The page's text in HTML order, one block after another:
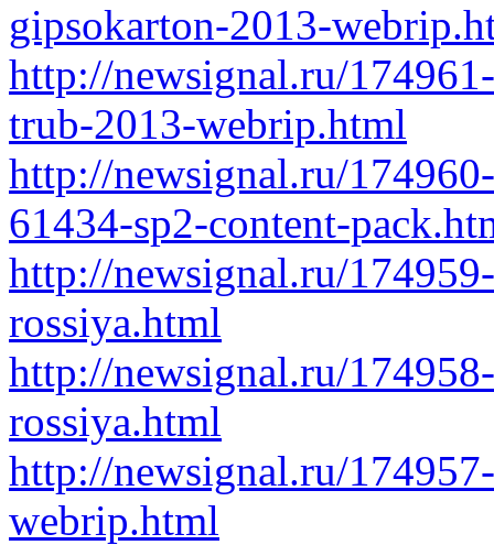
gipsokarton-2013-
http://newsignal.ru/
trub-2013-webrip.html
http://newsignal.ru/
61434-sp2-content-
http://newsignal.ru/
rossiya.html
http://newsignal.ru/
rossiya.html
http://newsignal.ru/
webrip.html